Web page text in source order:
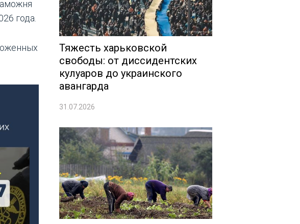
года.
Тяжесть харьковской
свободы: от диссидентских
кулуаров до украинского
авангарда
31.07.2026